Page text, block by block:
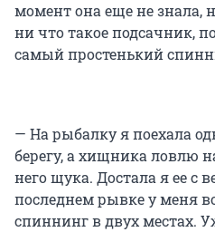
момент она еще не знала,
ни что такое подсачник,
самый простенький
— На рыбалку я поехала
берегу, а хищника ловлю
него щука. Достала я ее с
последнем рывке у меня
спиннинг в двух местах.